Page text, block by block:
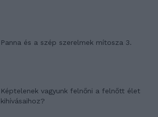
Panna és a szép szerelmek mítosza 3.
Képtelenek vagyunk felnőni a felnőtt élet
kihívásaihoz?